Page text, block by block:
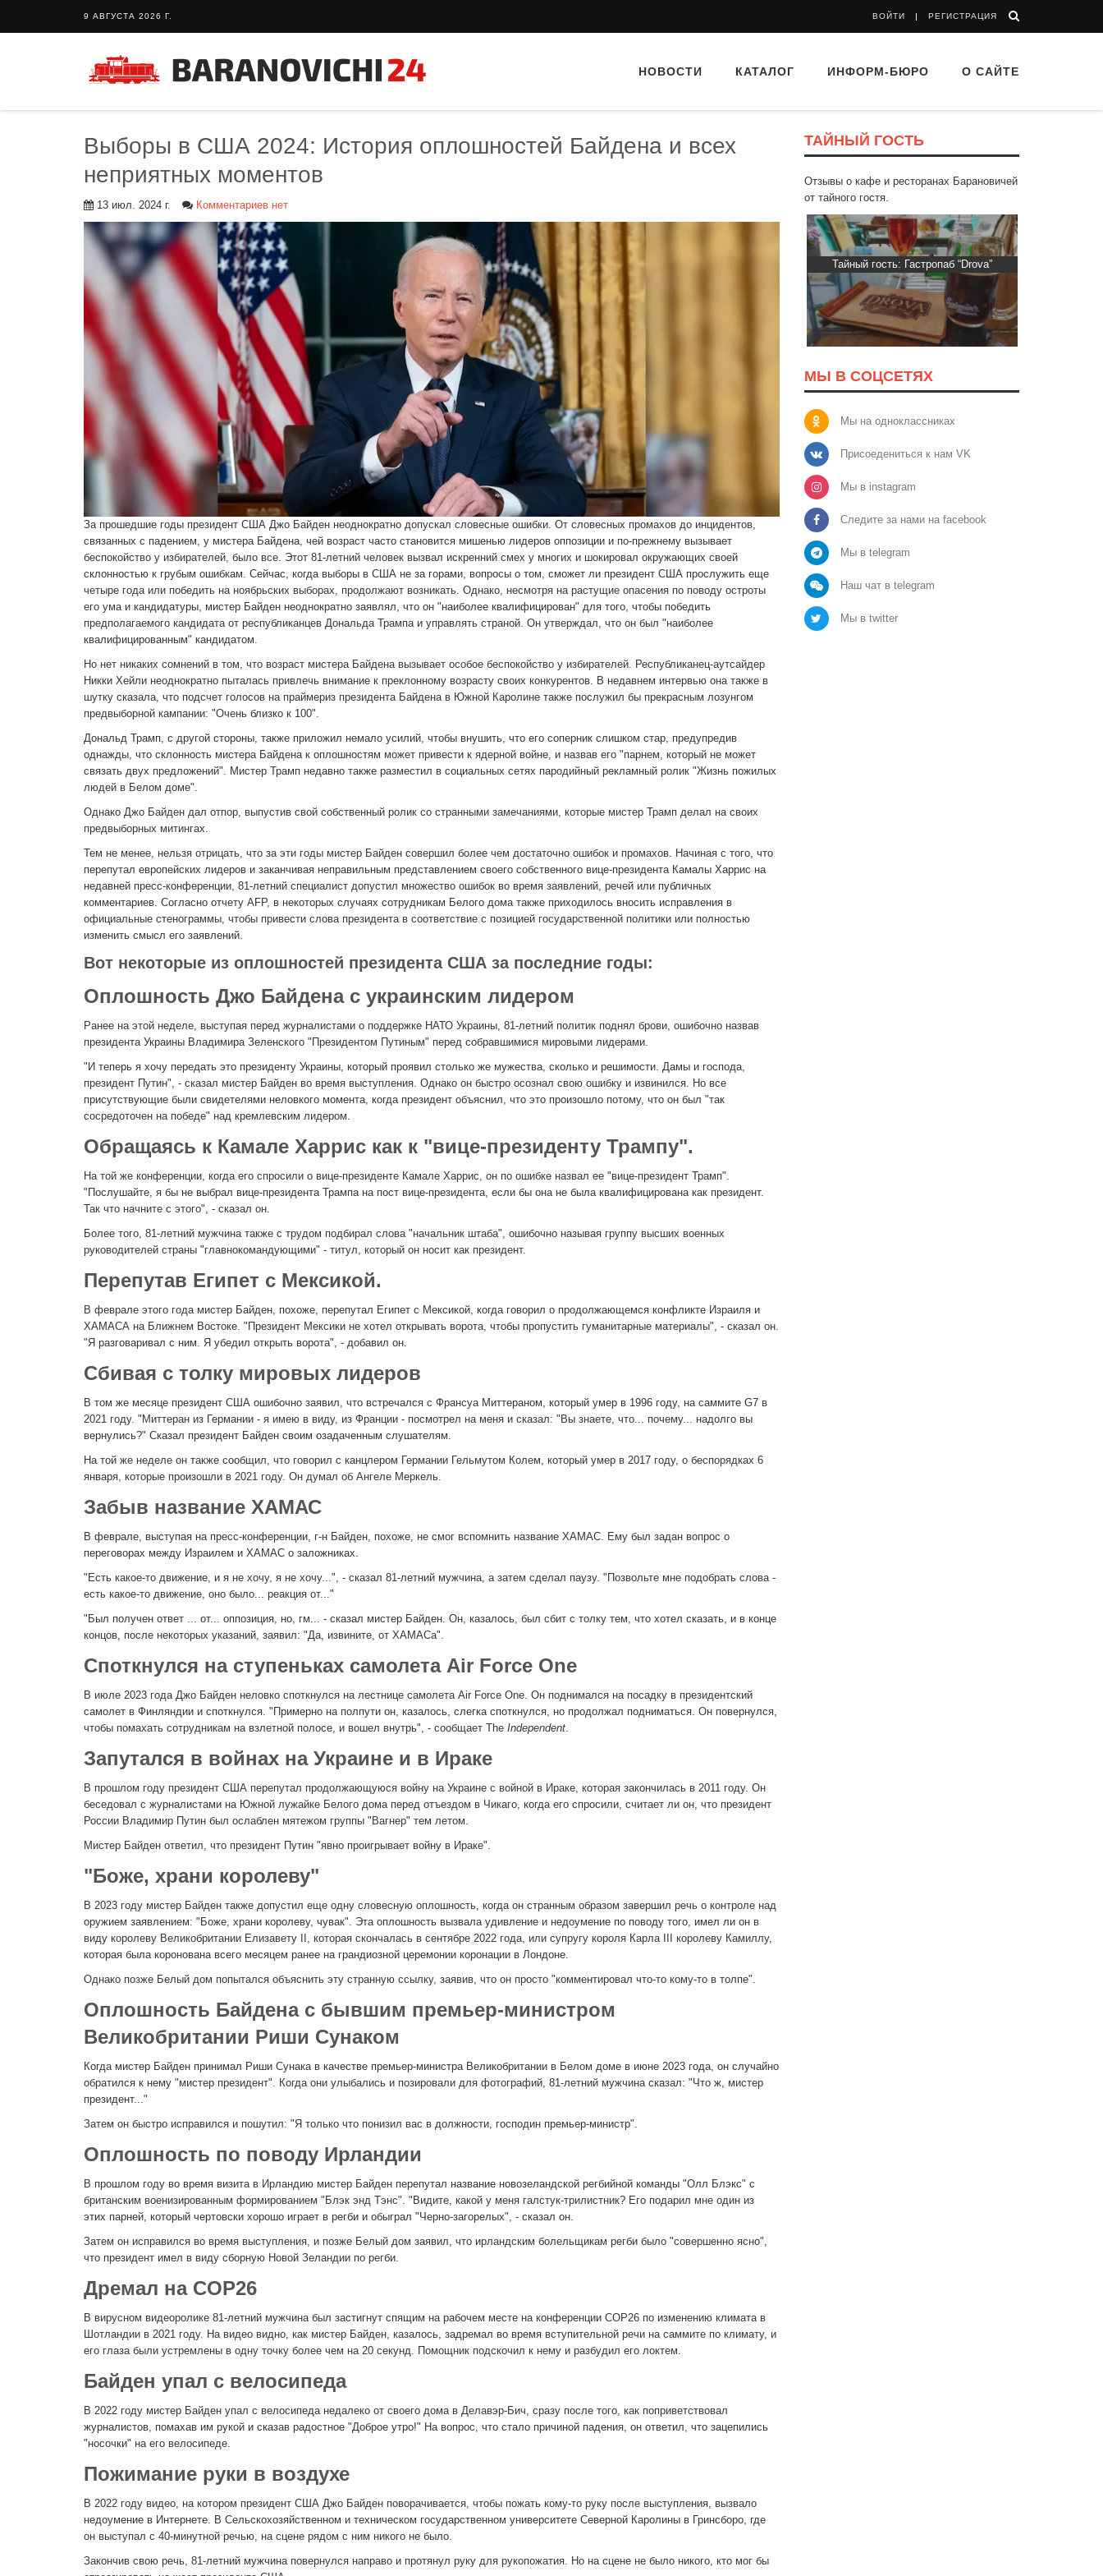
9 АВГУСТА 2026 Г. ВОЙТИ РЕГИСТРАЦИЯ
НОВОСТИ КАТАЛОГ ИНФОРМ-БЮРО О САЙТЕ
Выборы в США 2024: История оплошностей Байдена и всех
неприятных моментов
13 июл. 2024 г. Комментариев нет
За прошедшие годы президент США Джо Байден неоднократно допускал словесные ошибки. От словесных промахов до инцидентов,
связанных с падением, у мистера Байдена, чей возраст часто становится мишенью лидеров оппозиции и по-прежнему вызывает
беспокойство у избирателей, было все. Этот 81-летний человек вызвал искренний смех у многих и шокировал окружающих своей
склонностью к грубым ошибкам. Сейчас, когда выборы в США не за горами, вопросы о том, сможет ли президент США прослужить еще
четыре года или победить на ноябрьских выборах, продолжают возникать. Однако, несмотря на растущие опасения по поводу остроты
его ума и кандидатуры, мистер Байден неоднократно заявлял, что он "наиболее квалифицирован" для того, чтобы победить
предполагаемого кандидата от республиканцев Дональда Трампа и управлять страной. Он утверждал, что он был "наиболее
квалифицированным" кандидатом.
Но нет никаких сомнений в том, что возраст мистера Байдена вызывает особое беспокойство у избирателей. Республиканец-аутсайдер
Никки Хейли неоднократно пыталась привлечь внимание к преклонному возрасту своих конкурентов. В недавнем интервью она также в
шутку сказала, что подсчет голосов на праймериз президента Байдена в Южной Каролине также послужил бы прекрасным лозунгом
предвыборной кампании: "Очень близко к 100".
Дональд Трамп, с другой стороны, также приложил немало усилий, чтобы внушить, что его соперник слишком стар, предупредив
однажды, что склонность мистера Байдена к оплошностям может привести к ядерной войне, и назвав его "парнем, который не может
связать двух предложений". Мистер Трамп недавно также разместил в социальных сетях пародийный рекламный ролик "Жизнь пожилых
людей в Белом доме".
Однако Джо Байден дал отпор, выпустив свой собственный ролик со странными замечаниями, которые мистер Трамп делал на своих
предвыборных митингах.
Тем не менее, нельзя отрицать, что за эти годы мистер Байден совершил более чем достаточно ошибок и промахов. Начиная с того, что
перепутал европейских лидеров и заканчивая неправильным представлением своего собственного вице-президента Камалы Харрис на
недавней пресс-конференции, 81-летний специалист допустил множество ошибок во время заявлений, речей или публичных
комментариев. Согласно отчету AFP, в некоторых случаях сотрудникам Белого дома также приходилось вносить исправления в
официальные стенограммы, чтобы привести слова президента в соответствие с позицией государственной политики или полностью
изменить смысл его заявлений.
Вот некоторые из оплошностей президента США за последние годы:
Оплошность Джо Байдена с украинским лидером
Ранее на этой неделе, выступая перед журналистами о поддержке НАТО Украины, 81-летний политик поднял брови, ошибочно назвав
президента Украины Владимира Зеленского "Президентом Путиным" перед собравшимися мировыми лидерами.
"И теперь я хочу передать это президенту Украины, который проявил столько же мужества, сколько и решимости. Дамы и господа,
президент Путин", - сказал мистер Байден во время выступления. Однако он быстро осознал свою ошибку и извинился. Но все
присутствующие были свидетелями неловкого момента, когда президент объяснил, что это произошло потому, что он был "так
сосредоточен на победе" над кремлевским лидером.
Обращаясь к Камале Харрис как к "вице-президенту Трампу".
На той же конференции, когда его спросили о вице-президенте Камале Харрис, он по ошибке назвал ее "вице-президент Трамп".
"Послушайте, я бы не выбрал вице-президента Трампа на пост вице-президента, если бы она не была квалифицирована как президент.
Так что начните с этого", - сказал он.
Более того, 81-летний мужчина также с трудом подбирал слова "начальник штаба", ошибочно называя группу высших военных
руководителей страны "главнокомандующими" - титул, который он носит как президент.
Перепутав Египет с Мексикой.
В феврале этого года мистер Байден, похоже, перепутал Египет с Мексикой, когда говорил о продолжающемся конфликте Израиля и
ХАМАСА на Ближнем Востоке. "Президент Мексики не хотел открывать ворота, чтобы пропустить гуманитарные материалы", - сказал он.
"Я разговаривал с ним. Я убедил открыть ворота", - добавил он.
Сбивая с толку мировых лидеров
В том же месяце президент США ошибочно заявил, что встречался с Франсуа Миттераном, который умер в 1996 году, на саммите G7 в
2021 году. "Миттеран из Германии - я имею в виду, из Франции - посмотрел на меня и сказал: "Вы знаете, что... почему... надолго вы
вернулись?" Сказал президент Байден своим озадаченным слушателям.
На той же неделе он также сообщил, что говорил с канцлером Германии Гельмутом Колем, который умер в 2017 году, о беспорядках 6
января, которые произошли в 2021 году. Он думал об Ангеле Меркель.
Забыв название ХАМАС
В феврале, выступая на пресс-конференции, г-н Байден, похоже, не смог вспомнить название ХАМАС. Ему был задан вопрос о
переговорах между Израилем и ХАМАС о заложниках.
"Есть какое-то движение, и я не хочу, я не хочу...", - сказал 81-летний мужчина, а затем сделал паузу. "Позвольте мне подобрать слова -
есть какое-то движение, оно было... реакция от..."
"Был получен ответ ... от... оппозиция, но, гм... - сказал мистер Байден. Он, казалось, был сбит с толку тем, что хотел сказать, и в конце
концов, после некоторых указаний, заявил: "Да, извините, от ХАМАСа".
Споткнулся на ступеньках самолета Air Force One
В июле 2023 года Джо Байден неловко споткнулся на лестнице самолета Air Force One. Он поднимался на посадку в президентский
самолет в Финляндии и споткнулся. "Примерно на полпути он, казалось, слегка споткнулся, но продолжал подниматься. Он повернулся,
чтобы помахать сотрудникам на взлетной полосе, и вошел внутрь", - сообщает The Independent
Запутался в войнах на Украине и в Ираке
В прошлом году президент США перепутал продолжающуюся войну на Украине с войной в Ираке, которая закончилась в 2011 году. Он
беседовал с журналистами на Южной лужайке Белого дома перед отъездом в Чикаго, когда его спросили, считает ли он, что президент
России Владимир Путин был ослаблен мятежом группы "Вагнер" тем летом.
Мистер Байден ответил, что президент Путин "явно проигрывает войну в Ираке".
"Боже, храни королеву"
В 2023 году мистер Байден также допустил еще одну словесную оплошность, когда он странным образом завершил речь о контроле над
оружием заявлением: "Боже, храни королеву, чувак". Эта оплошность вызвала удивление и недоумение по поводу того, имел ли он в
виду королеву Великобритании Елизавету II, которая скончалась в сентябре 2022 года, или супругу короля Карла III королеву Камиллу,
которая была коронована всего месяцем ранее на грандиозной церемонии коронации в Лондоне.
Однако позже Белый дом попытался объяснить эту странную ссылку, заявив, что он просто "комментировал что-то кому-то в толпе".
Оплошность Байдена с бывшим премьер-министром
Великобритании Риши Сунаком
Когда мистер Байден принимал Риши Сунака в качестве премьер-министра Великобритании в Белом доме в июне 2023 года, он случайно
обратился к нему "мистер президент". Когда они улыбались и позировали для фотографий, 81-летний мужчина сказал: "Что ж, мистер
президент..."
Затем он быстро исправился и пошутил: "Я только что понизил вас в должности, господин премьер-министр".
Оплошность по поводу Ирландии
В прошлом году во время визита в Ирландию мистер Байден перепутал название новозеландской регбийной команды "Олл Блэкс" с
британским военизированным формированием "Блэк энд Тэнс". "Видите, какой у меня галстук-трилистник? Его подарил мне один из
этих парней, который чертовски хорошо играет в регби и обыграл "Черно-загорелых", - сказал он.
Затем он исправился во время выступления, и позже Белый дом заявил, что ирландским болельщикам регби было "совершенно ясно",
что президент имел в виду сборную Новой Зеландии по регби.
Дремал на COP26
В вирусном видеоролике 81-летний мужчина был застигнут спящим на рабочем месте на конференции COP26 по изменению климата в
Шотландии в 2021 году. На видео видно, как мистер Байден, казалось, задремал во время вступительной речи на саммите по климату, и
его глаза были устремлены в одну точку более чем на 20 секунд. Помощник подскочил к нему и разбудил его локтем.
Байден упал с велосипеда
В 2022 году мистер Байден упал с велосипеда недалеко от своего дома в Делавэр-Бич, сразу после того, как поприветствовал
журналистов, помахав им рукой и сказав радостное "Доброе утро!" На вопрос, что стало причиной падения, он ответил, что зацепились
"носочки" на его велосипеде.
Пожимание руки в воздухе
В 2022 году видео, на котором президент США Джо Байден поворачивается, чтобы пожать кому-то руку после выступления, вызвало
недоумение в Интернете. В Сельскохозяйственном и техническом государственном университете Северной Каролины в Гринсборо, где
он выступал с 40-минутной речью, на сцене рядом с ним никого не было.
Закончив свою речь, 81-летний мужчина повернулся направо и протянул руку для рукопожатия. Но на сцене не было никого, кто мог бы
ТАЙНЫЙ ГОСТЬ
Отзывы о кафе и ресторанах Барановичей
от тайного гостя.
Тайный гость: кафе «Фасти Хасти» Тайный гость: Гастропаб “Drova”
МЫ В СОЦСЕТЯХ
Мы на одноклассниках
Присоедениться к нам VK
Мы в instagram
Следите за нами на facebook
Мы в telegram
Наш чат в telegram
Мы в twitter